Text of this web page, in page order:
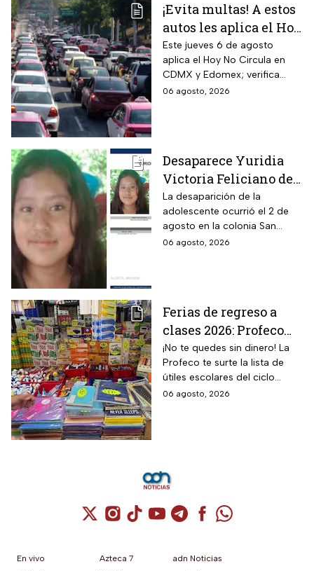
¡Evita multas! A estos
autos les aplica el Hoy
No Circula durante
este jueves en CDMX
y partes del Edomex
Este jueves 6 de agosto
aplica el Hoy No Circula en
CDMX y Edomex; verifica
color de engomado, placas y
06 agosto, 2026
Desaparece Yuridia
Victoria Feliciano de
13 años en Tlalpan,
CDMX; activan Alerta
Amber
La desaparición de la
adolescente ocurrió el 2 de
agosto en la colonia San
Pedro Mártir; autoridades
06 agosto, 2026
Ferias de regreso a
clases 2026: Profeco
anuncia descuentos
en útiles, mochilas y
uniformes; consulta
sedes
¡No te quedes sin dinero! La
Profeco te surte la lista de
útiles escolares del ciclo
2026-2027 a precios de
06 agosto, 2026
Cuenta de X / Twitter (se abre en una
Cuenta de Instagram (se abre en una
Cuenta de TikTok (se abre en
Cuenta de YouTube (se abre
Cuenta de Telegram (se
Cuenta de
Cuenta de
En vivo
Azteca 7
adn Noticias